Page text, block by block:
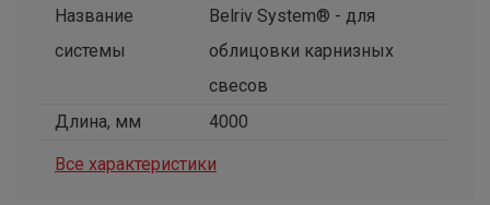
Название
системы
Belriv System® - для
облицовки карнизных
свесов
Длина, мм
4000
Все характеристики